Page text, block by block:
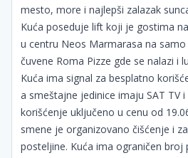
mesto, more i najlepši zalazak
Kuća poseduje lift koji je gostima
u centru Neos Marmarasa na
čuvene Roma Pizze gde se nalazi i
Kuća ima signal za besplatno
a smeštajne jedinice imaju SAT TV
korišćenje uključeno u cenu od
smene je organizovano čišćenje i
posteljine. Kuća ima ograničen broj